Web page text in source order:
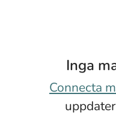
Inga
Connecta